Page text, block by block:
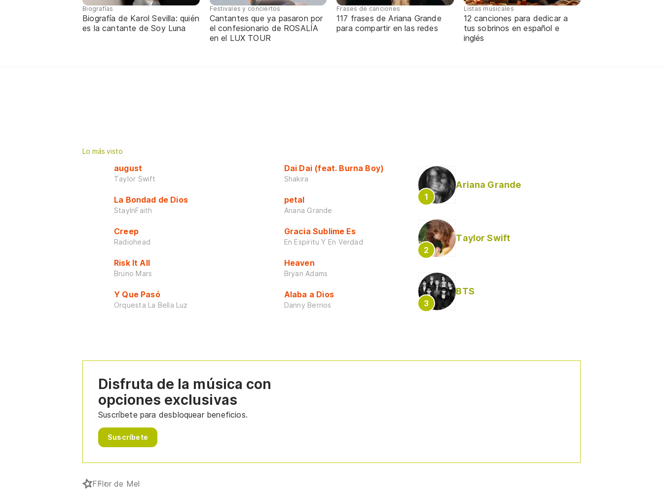
Biografías
Biografía de Karol Sevilla: quién
es la cantante de Soy Luna
Festivales y conciertos
Cantantes que ya pasaron por
el confesionario de ROSALÍA
en el LUX TOUR
Frases de canciones
117 frases de Ariana Grande
para compartir en las redes
Listas musicales
12 canciones para dedicar a
tus sobrinos en español e
inglés
Lo más visto
august
Taylor Swift
La Bondad de Dios
StayInFaith
Creep
Radiohead
Risk It All
Bruno Mars
Y Que Pasó
Orquesta La Bella Luz
Dai Dai (feat. Burna Boy)
Shakira
petal
Ariana Grande
Gracia Sublime Es
En Espiritu Y En Verdad
Heaven
Bryan Adams
Alaba a Dios
Danny Berrios
Ariana Grande
Taylor Swift
BTS
Disfruta de la música con
opciones exclusivas
Suscríbete para desbloquear beneficios.
Suscríbete
FFlor de Mel